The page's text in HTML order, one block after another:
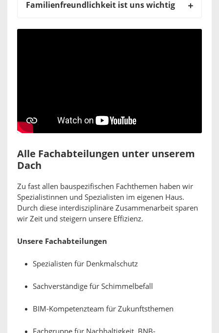
Familienfreundlichkeit ist uns wichtig
Alle Fachabteilungen unter unserem
Dach
Zu fast allen bauspezifischen Fachthemen haben wir
Spezialistinnen und Spezialisten im eigenen Haus.
Durch diese interdisziplinäre Zusammenarbeit sparen
wir Zeit und steigern unsere Effizienz.
Unsere Fachabteilungen
Spezialisten für Denkmalschutz
Sachverständige für Schimmelbefall
BIM-Kompetenzteam für Zukunftsthemen